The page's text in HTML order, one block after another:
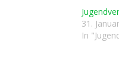
31.
In